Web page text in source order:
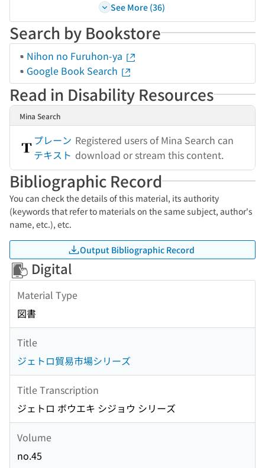
See More (36)
Search by Bookstore
Nihon no Furuhon-ya
Google Book Search
Read in Disability Resources
Mina Search
プレーン
テキスト
Registered users of Mina Search can
download or stream this content.
Bibliographic Record
You can check the details of this material, its authority
(keywords that refer to materials on the same subject, author's
name, etc.), etc.
Output Bibliographic Record
Digital
Material Type
図書
Title
ジェトロ貿易市場シリーズ
Title Transcription
ジェトロ ボウエキ シジョウ シリーズ
Volume
no.45